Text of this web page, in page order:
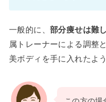
一般的に、 部分痩せは難
属トレーナーによる調整
美ボディを手に入れたよ